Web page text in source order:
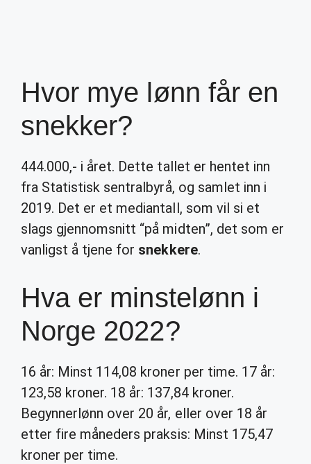
Hvor mye lønn får en
snekker?
444.000,- i året. Dette tallet er hentet inn
fra Statistisk sentralbyrå, og samlet inn i
2019. Det er et mediantall, som vil si et
slags gjennomsnitt “på midten”, det som er
vanligst å tjene for snekkere.
Hva er minstelønn i
Norge 2022?
16 år: Minst 114,08 kroner per time. 17 år:
123,58 kroner. 18 år: 137,84 kroner.
Begynnerlønn over 20 år, eller over 18 år
etter fire måneders praksis: Minst 175,47
kroner per time.